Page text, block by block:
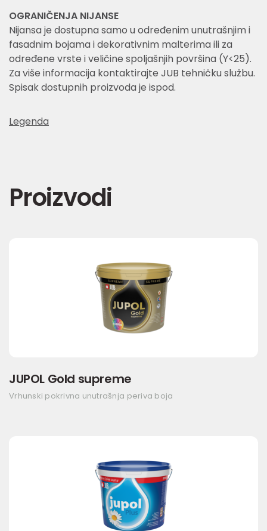
OGRANIČENJA NIJANSE
Nijansa je dostupna samo u određenim unutrašnjim i
fasadnim bojama i dekorativnim malterima ili za
određene vrste i veličine spoljašnjih površina (Y<25).
Za više informacija kontaktirajte JUB tehničku službu.
Spisak dostupnih proizvoda je ispod.
Legenda
Proizvodi
JUPOL Gold supreme
Vrhunski pokrivna unutrašnja periva boja